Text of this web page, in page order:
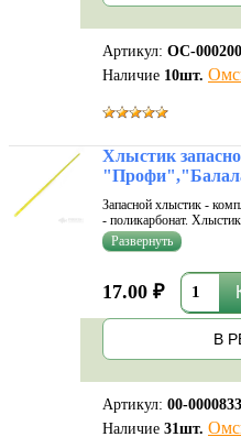
Артикул: ОС-
Наличие 10шт.
Хлыстик
Запасной хлыстик -
- поликарбонат.
"Балалайка" является
рукояти и элемента для
17.00 ₽
В
Артикул: 00-
Наличие 31 шт.